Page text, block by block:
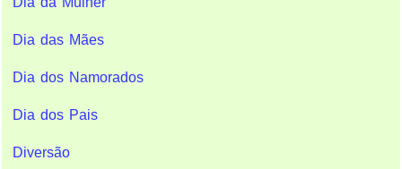
Dia das Mães
Dia dos Namorados
Dia dos Pais
Diversão